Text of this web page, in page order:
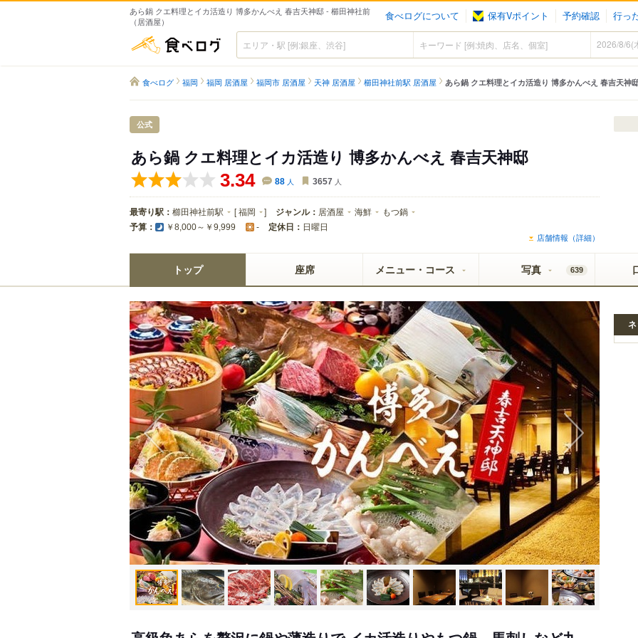
あら鍋 クエ料理とイカ活造り 博多かんべえ 春吉天神邸 - 櫛田神社前
（居酒屋）
食べログについて 保有Vポイント 予約確認 行っ
食べログ
食べログ 福岡 福岡 居酒屋 福岡市 居酒屋 天神 居酒屋 櫛田神社前駅 居酒屋 あら鍋 クエ料理とイカ活造り 博多かんべえ 春吉天神
公式
あら鍋 クエ料理とイカ活造り 博多かんべえ 春吉天神邸
3.34 88 人 3657 人
最寄り駅： 櫛田神社前駅 [福岡 ] ジャンル： 居酒屋 海鮮 もつ鍋
予算： ￥8,000～￥9,999 - 定休日： 日曜日
店舗情報（詳細）
トップ 座席 メニュー・コース 写真 639